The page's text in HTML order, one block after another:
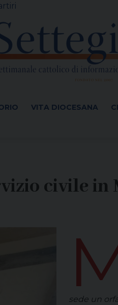
VITA DIOCESANA
civile in
sede un